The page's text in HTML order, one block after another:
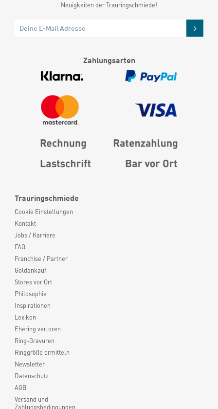
Trauringschmiede
Cookie Einstellungen
Kontakt
Jobs / Karriere
FAQ
Franchise / Partner
Goldankauf
Stores vor Ort
Philosophie
Inspirationen
Lexikon
Ehering verloren
Ring-Gravuren
Ringgröße ermitteln
Newsletter
Datenschutz
AGB
Versand und
Zahlungsbedingungen
Neuigkeiten der Trauringschmiede!
Zahlungsarten